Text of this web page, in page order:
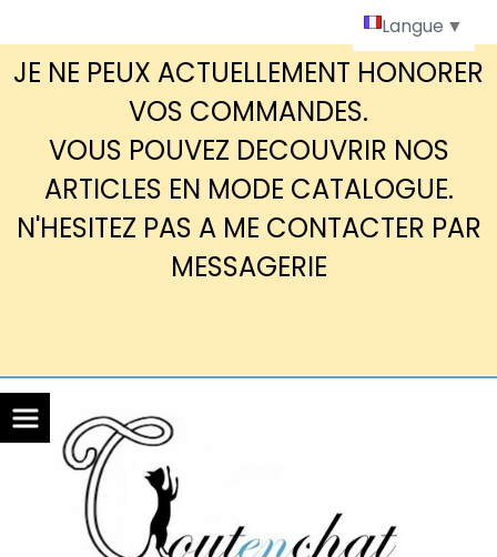
JE NE PEUX ACTUELLEMENT HONORER
VOS COMMANDES.
VOUS POUVEZ DECOUVRIR NOS
ARTICLES EN MODE CATALOGUE.
N'HESITEZ PAS A ME CONTACTER PAR
MESSAGERIE
Langue ▼